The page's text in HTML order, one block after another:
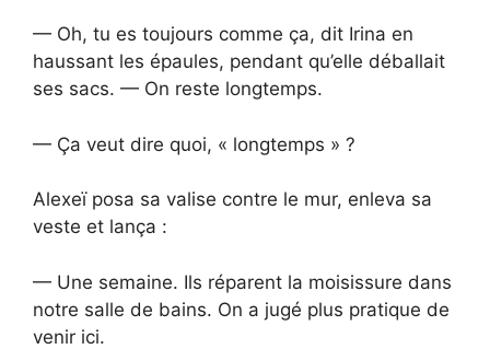
— Oh, tu es toujours comme ça, dit Irina en
haussant les épaules, pendant qu’elle déballait
ses sacs. — On reste longtemps.
— Ça veut dire quoi, « longtemps » ?
Alexeï posa sa valise contre le mur, enleva sa
veste et lança :
— Une semaine. Ils réparent la moisissure dans
notre salle de bains. On a jugé plus pratique de
venir ici.